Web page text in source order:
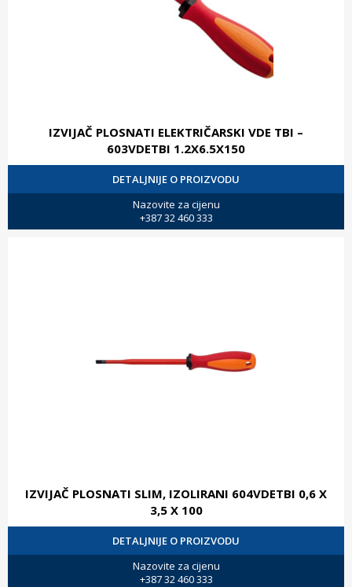
IZVIJAČ PLOSNATI ELEKTRIČARSKI VDE TBI –
603VDETBI 1.2X6.5X150
DETALJNIJE O PROIZVODU
Nazovite za cijenu
+387 32 460 333
IZVIJAČ PLOSNATI SLIM, IZOLIRANI 604VDETBI 0,6 X
3,5 X 100
DETALJNIJE O PROIZVODU
Nazovite za cijenu
+387 32 460 333